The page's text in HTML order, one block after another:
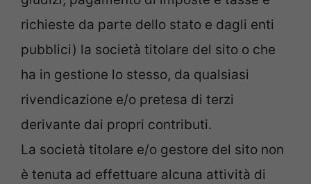
richieste da parte dello stato e dagli enti
pubblici) la società titolare del sito o che
ha in gestione lo stesso, da qualsiasi
rivendicazione e/o pretesa di terzi
derivante dai propri contributi.
La società titolare e/o gestore del sito non
è tenuta ad effettuare alcuna attività di